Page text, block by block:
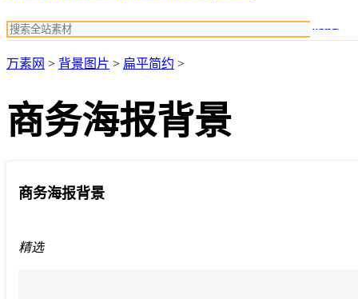
万素网 > 背景图片 > 扁平简约 >
商务海报背景
商务海报背景
精选